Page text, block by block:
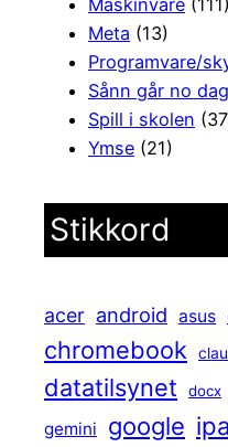
Meta (13)
Programvare/
Sånn går no
Spill i skolen
Ymse (21)
Stikkord
acer android asus
chromebook
datatilsynet docx
gemini google